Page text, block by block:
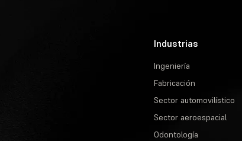
Industrias
Ingeniería
Fabricación
Sector automovilístico
Sector aeroespacial
Odontología